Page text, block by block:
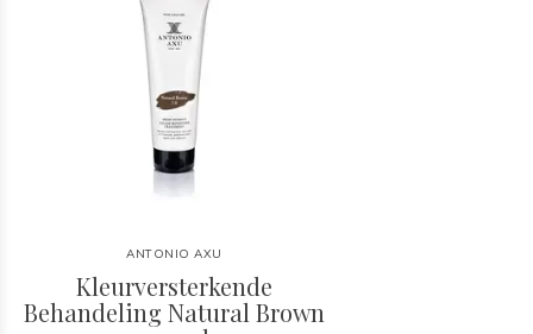
ANTONIO AXU
Kleurversterkende
Behandeling Natural Brown